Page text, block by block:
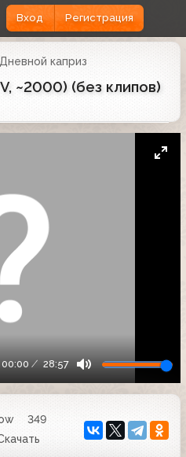
Вход Регистрация
Дневной каприз
~2000) (без клипов)
00:00 28:57
349